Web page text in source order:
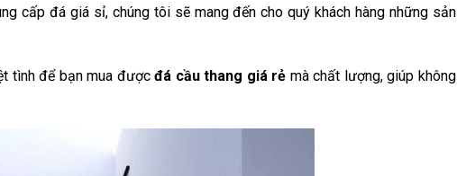
cấp đá giá sỉ, chúng tôi sẽ mang đến cho quý khách hàng những sản
tình để bạn mua đượcđá cầu thang giá rẻ mà chất lượng, giúp không